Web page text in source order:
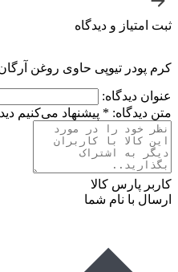
ثبت امتیاز و دیدگاه
کرم پودر تیوپی حاوی روغن آرگان بژ
عنوان دیدگاه:
متن دیدگاه: * پیشنهاد می‌کنیم
کاربر پارس کالا
ارسال با نام شما